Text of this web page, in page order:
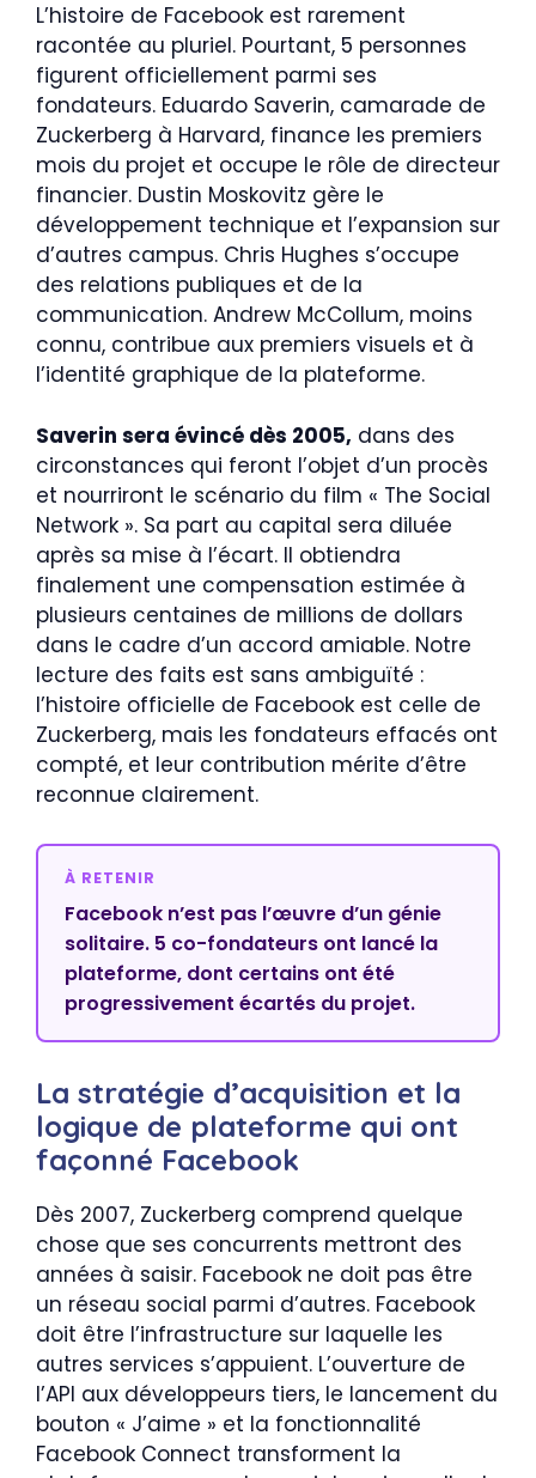
L’histoire de Facebook est rarement
racontée au pluriel. Pourtant, 5 personnes
figurent officiellement parmi ses
fondateurs. Eduardo Saverin, camarade de
Zuckerberg à Harvard, finance les premiers
mois du projet et occupe le rôle de directeur
financier. Dustin Moskovitz gère le
développement technique et l’expansion sur
d’autres campus. Chris Hughes s’occupe
des relations publiques et de la
communication. Andrew McCollum, moins
connu, contribue aux premiers visuels et à
l’identité graphique de la plateforme.
Saverin sera évincé dès 2005, dans des
circonstances qui feront l’objet d’un procès
et nourriront le scénario du film « The Social
Network ». Sa part au capital sera diluée
après sa mise à l’écart. Il obtiendra
finalement une compensation estimée à
plusieurs centaines de millions de dollars
dans le cadre d’un accord amiable. Notre
lecture des faits est sans ambiguïté :
l’histoire officielle de Facebook est celle de
Zuckerberg, mais les fondateurs effacés ont
compté, et leur contribution mérite d’être
reconnue clairement.
À RETENIR
Facebook n’est pas l’œuvre d’un génie
solitaire. 5 co-fondateurs ont lancé la
plateforme, dont certains ont été
progressivement écartés du projet.
La stratégie d’acquisition et la
logique de plateforme qui ont
façonné Facebook
Dès 2007, Zuckerberg comprend quelque
chose que ses concurrents mettront des
années à saisir. Facebook ne doit pas être
un réseau social parmi d’autres. Facebook
doit être l’infrastructure sur laquelle les
autres services s’appuient. L’ouverture de
l’API aux développeurs tiers, le lancement du
bouton « J’aime » et la fonctionnalité
Facebook Connect transforment la